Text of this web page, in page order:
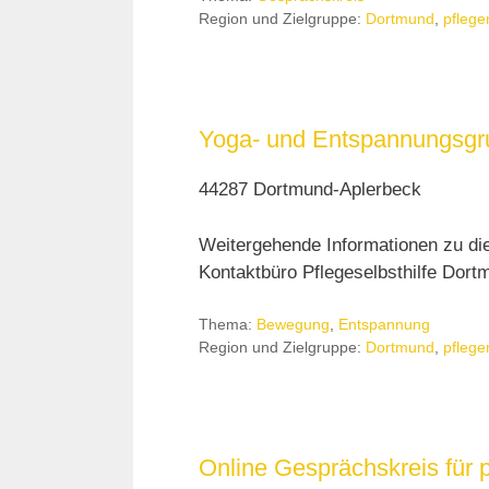
Region und Zielgruppe: Dortmund
Yoga- und
44287 Dortmund-Aplerbeck
Weitergehende Informationen zu
Kontaktbüro Pflegeselbsthilfe
Thema: Bewegung, Entspannung
Region und Zielgruppe: Dortmund,
Online Gesprächskreis für